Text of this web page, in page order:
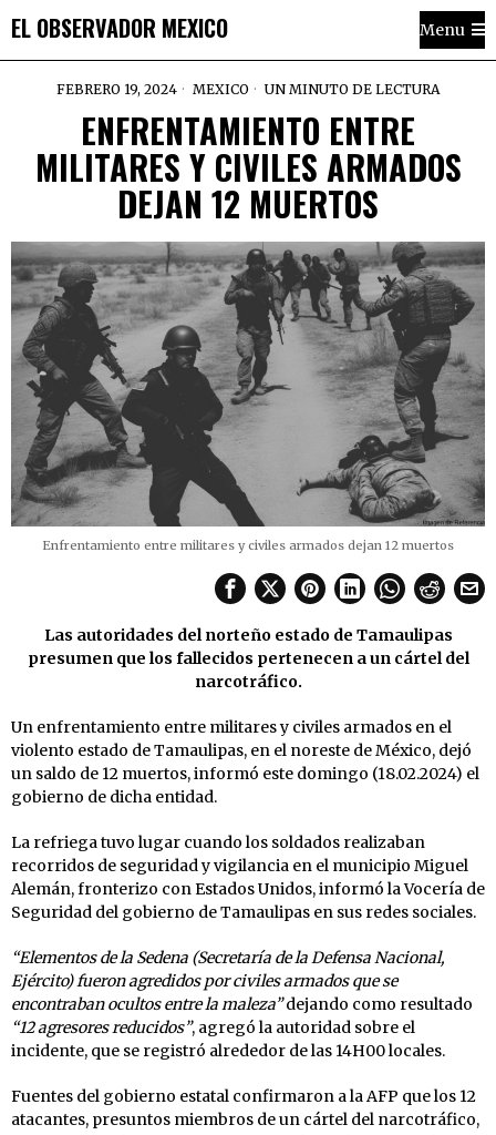
EL OBSERVADOR MEXICO Menu
FEBRERO 19, 2024 MEXICO UN MINUTO DE LECTURA
ENFRENTAMIENTO ENTRE
MILITARES Y CIVILES ARMADOS
DEJAN 12 MUERTOS
Enfrentamiento entre militares y civiles armados dejan 12 muertos
Las autoridades del norteño estado de Tamaulipas
presumen que los fallecidos pertenecen a un cártel del
narcotráfico.
Un enfrentamiento entre militares y civiles armados en el
violento estado de Tamaulipas, en el noreste de México, dejó
un saldo de 12 muertos, informó este domingo (18.02.2024) el
gobierno de dicha entidad.
La refriega tuvo lugar cuando los soldados realizaban
recorridos de seguridad y vigilancia en el municipio Miguel
Alemán, fronterizo con Estados Unidos, informó la Vocería de
Seguridad del gobierno de Tamaulipas en sus redes sociales.
“Elementos de la Sedena (Secretaría de la Defensa Nacional,
Ejército) fueron agredidos por civiles armados que se
encontraban ocultos entre la maleza”dejando como resultado
“12 agresores reducidos”, agregó la autoridad sobre el
incidente, que se registró alrededor de las 14H00 locales.
Fuentes del gobierno estatal confirmaron a la AFP que los 12
atacantes, presuntos miembros de un cártel del narcotráfico,